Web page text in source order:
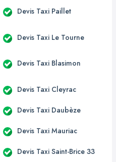
Devis Taxi Paillet
Devis Taxi Le Tourne
Devis Taxi Blasimon
Devis Taxi Cleyrac
Devis Taxi Daubèze
Devis Taxi Mauriac
Devis Taxi Saint-Brice 33